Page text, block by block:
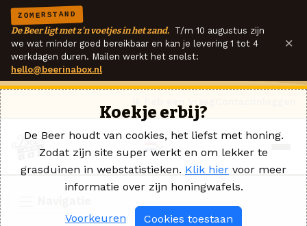
ZOMERSTAND
De Beer ligt met z'n voetjes in het zand. T/m 10 augustus zijn
we wat minder goed bereikbaar en kan je levering 1 tot 4
werkdagen duren. Mailen werkt het snelst:
hello@beerinabox.nl
×
Koekje erbij?
De Beer houdt van cookies, het liefst met honing.
Zodat zijn site super werkt en om lekker te
grasduinen in webstatistieken. Klik hier voor meer
informatie over zijn honingwafels.
Voorkeuren Cookies toestaan